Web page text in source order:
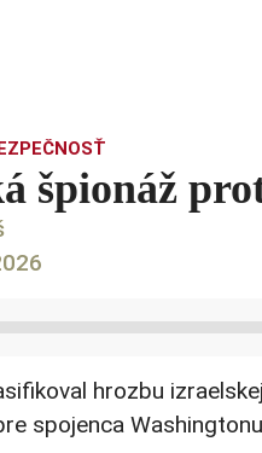
špionáž
hrozbu
spojenca